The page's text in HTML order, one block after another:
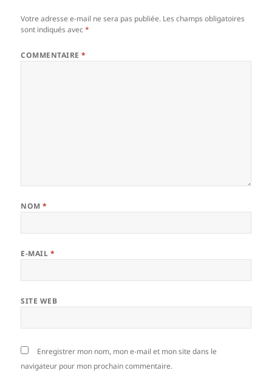
Votre adresse e-mail ne sera pas publiée. Les champs obligatoires
sont indiqués avec*
COMMENTAIRE*
NOM*
E-MAIL *
SITE WEB
Enregistrer mon nom, mon e-mail et mon site dans le
navigateur pour mon prochain commentaire.